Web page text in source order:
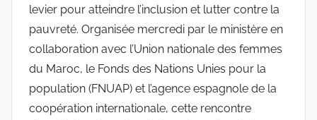
levier pour atteindre l’inclusion et lutter contre la
pauvreté. Organisée mercredi par le ministère en
collaboration avec l’Union nationale des femmes
du Maroc, le Fonds des Nations Unies pour la
population (FNUAP) et l’agence espagnole de la
coopération internationale, cette rencontre